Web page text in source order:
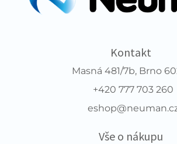
Kontakt
Masná 481/7b, Brno
+420 777 703 260
Vše o nákupu